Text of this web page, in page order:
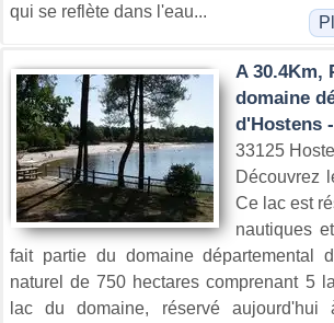
qui se reflète dans l'eau...
A 30.4Km,
domaine
d'Hostens
33125
Découvrez
Ce lac est
nautiques
fait partie du domaine départemental
naturel de 750 hectares comprenant 5
lac du domaine, réservé